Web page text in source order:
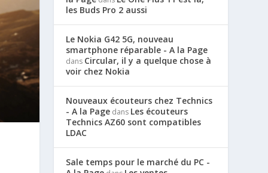
les Buds Pro 2 aussi
Le Nokia G42 5G, nouveau
smartphone réparable - A la Page
dans Circular, il y a quelque chose à
voir chez Nokia
Nouveaux écouteurs chez Technics
- A la Page dans Les écouteurs
Technics AZ60 sont compatibles
LDAC
Sale temps pour le marché du PC -